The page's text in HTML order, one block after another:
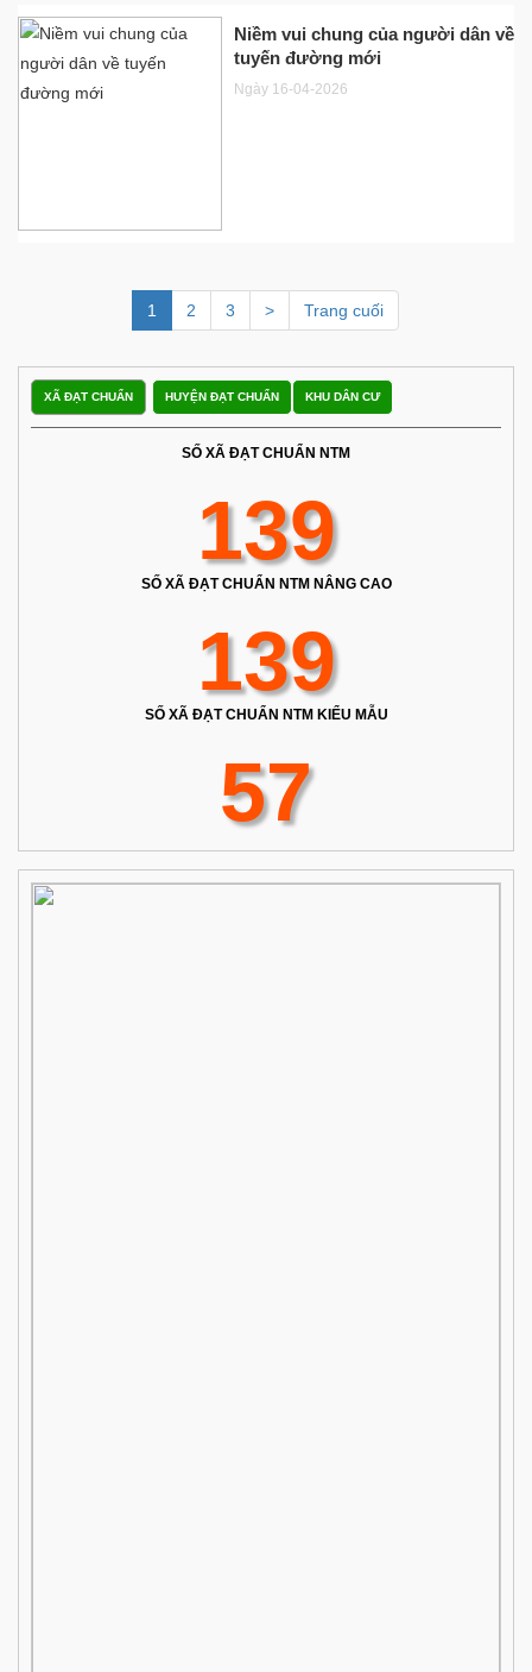
Niềm vui chung của người dân về
tuyến đường mới
Ngày 16-04-2026
1 2 3 > Trang cuối
XÃ ĐẠT CHUẨN HUYỆN ĐẠT CHUẨN KHU DÂN CƯ
SỐ XÃ ĐẠT CHUẨN NTM
139
SỐ XÃ ĐẠT CHUẨN NTM NÂNG CAO
139
SỐ XÃ ĐẠT CHUẨN NTM KIỂU MẪU
57